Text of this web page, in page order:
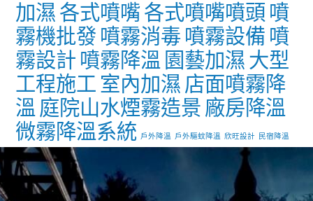
加濕 各式噴嘴各式噴嘴噴頭 噴
霧機批發 噴霧消毒 噴霧設備 噴
霧設計 噴霧降溫 園藝加濕 大型
工程施工 室內加濕 店面噴霧降
溫 庭院山水煙霧造景 廠房降溫
微霧降溫系統 戶外降溫 戶外驅蚊降溫 欣旺設計 民宿降溫